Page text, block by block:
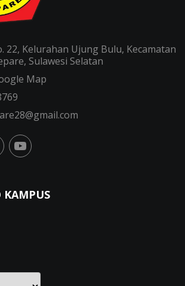
22, Kelurahan Ujung Bulu, Kecamatan
Sulawesi Selatan
Map
KAMPUS